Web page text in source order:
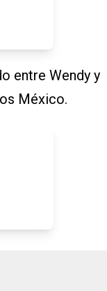
entre Wendy y
México.